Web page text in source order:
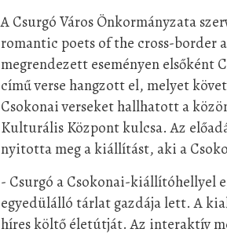
A Csurgó Város Önkormányzata
romantic poets of the cross-border
megrendezett eseményen elsőként
című verse hangzott el, melyet
Csokonai verseket hallhatott a
Kulturális Központ kulcsa. Az
nyitotta meg a kiállítást, aki a
- Csurgó a Csokonai-kiállítóhellyel
egyedülálló tárlat gazdája lett. A
híres költő életútját. Az interaktív